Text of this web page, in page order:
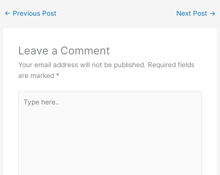
← Previous Post Next Post →
Leave a Comment
Your email address will not be published. Required fields
are marked *
here..